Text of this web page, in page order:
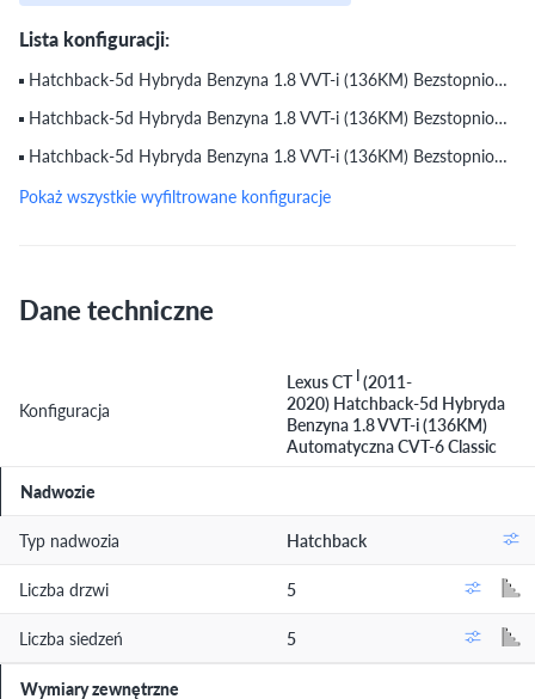
Lista konfiguracji:
Hatchback-5d Hybryda Benzyna 1.8 VVT-i (136KM) Bezstopniowa CVT Classic (do 19.02.2014)
Hatchback-5d Hybryda Benzyna 1.8 VVT-i (136KM) Bezstopniowa CVT Comfort (do 19.02.2014)
Hatchback-5d Hybryda Benzyna 1.8 VVT-i (136KM) Bezstopniowa CVT Elegance (do 19.02.2014)
Pokaż wszystkie wyfiltrowane konfiguracje
Dane techniczne
Konfiguracja
Lexus CTI(2011-
2020) Hatchback-5d Hybryda
Benzyna 1.8 VVT-i (136KM)
Automatyczna CVT-6 Classic
Nadwozie
Typ nadwozia Hatchback
Liczba drzwi 5
Liczba siedzeń 5
Wymiary zewnętrzne